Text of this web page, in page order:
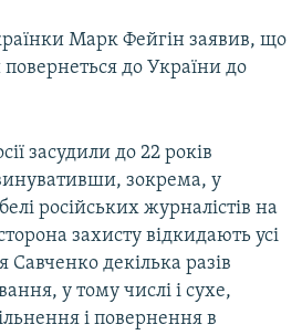
Марк Фейгін заявив, що
до України до
засудили до 22 років
зокрема, у
російських журналістів на
захисту відкидають усі
декілька разів
у тому числі і сухе,
і повернення в